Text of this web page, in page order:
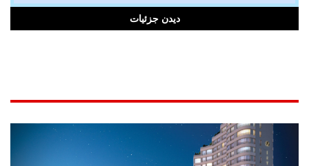
دیدن جزئیات